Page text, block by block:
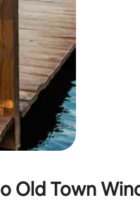
Old Town